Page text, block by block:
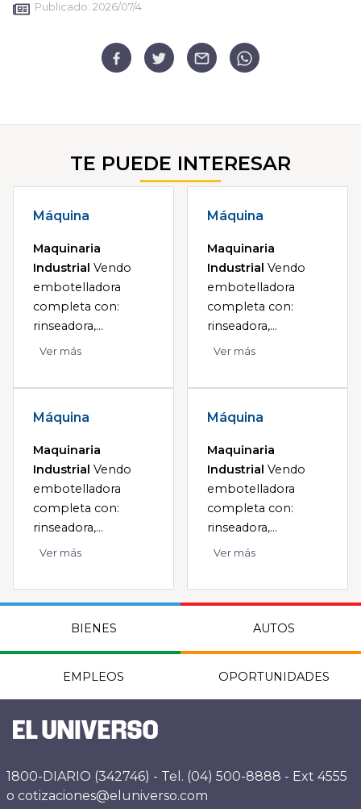
Publicado: 2026/07/4
TE PUEDE INTERESAR
Máquina
Maquinaria
Industrial Vendo
embotelladora
completa con:
rinseadora,...
Ver más
Máquina
Maquinaria
Industrial Vendo
embotelladora
completa con:
rinseadora,...
Ver más
Máquina
Maquinaria
Industrial Vendo
embotelladora
completa con:
rinseadora,...
Ver más
Máquina
Maquinaria
Industrial Vendo
embotelladora
completa con:
rinseadora,...
Ver más
BIENES AUTOS
EMPLEOS OPORTUNIDADES
1800-DIARIO (342746) - Tel. (04) 500-8888 - Ext 4555
o cotizaciones@eluniverso.com